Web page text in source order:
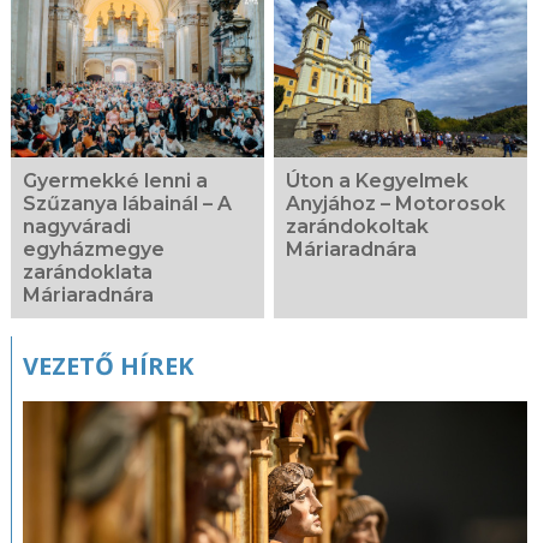
Gyermekké lenni a
Szűzanya lábainál – A
nagyváradi
egyházmegye
zarándoklata
Máriaradnára
Úton a Kegyelmek
Anyjához – Motorosok
zarándokoltak
Máriaradnára
VEZETŐ HÍREK